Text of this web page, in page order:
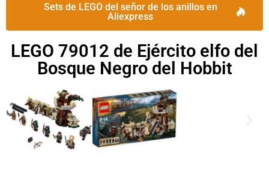
Sets de LEGO del señor de los anillos en
Aliexpress
LEGO 79012 de Ejército elfo del
Bosque Negro del Hobbit